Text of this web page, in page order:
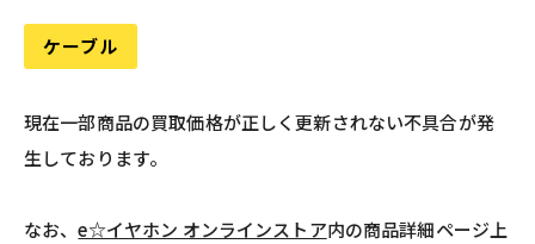
ケーブル
現在一部商品の買取価格が正しく更新されない不具合が発
生しております。
なお、e☆イヤホン オンラインストア内の商品詳細ページ上